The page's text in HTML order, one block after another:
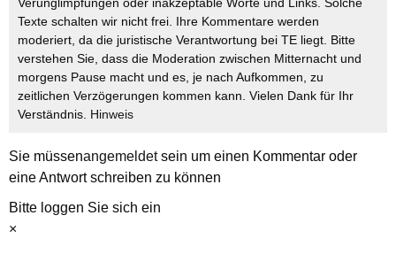
Verunglimpfungen oder inakzeptable Worte und Links. Solche
Texte schalten wir nicht frei. Ihre Kommentare werden
moderiert, da die juristische Verantwortung bei TE liegt. Bitte
verstehen Sie, dass die Moderation zwischen Mitternacht und
morgens Pause macht und es, je nach Aufkommen, zu
zeitlichen Verzögerungen kommen kann. Vielen Dank für Ihr
Verständnis. Hinweis
Sie müssenangemeldetsein um einen Kommentar oder
eine Antwort schreiben zu können
Bitte loggen Sie sich ein
×